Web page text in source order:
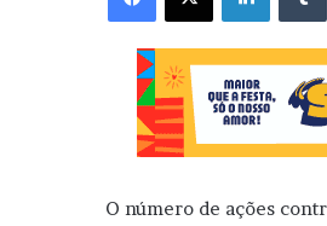
O número de ações